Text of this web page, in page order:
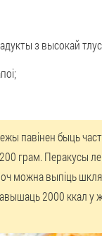
з высокай
павінен быць
грам. Перакусы
можна выпіць
2000 ккал у